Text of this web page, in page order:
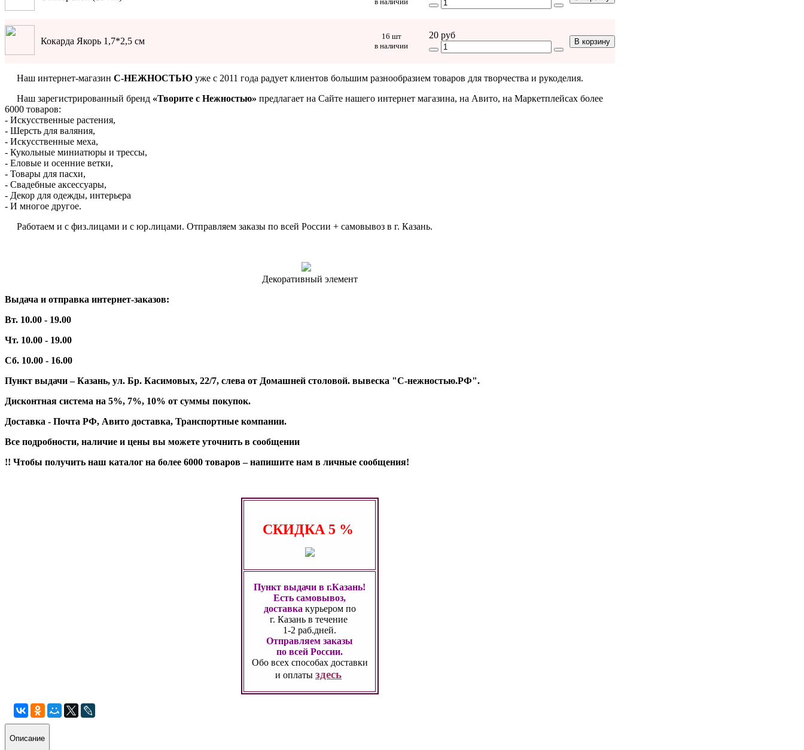
Кокарда Якорь 1,7*2,5 см
16 шт
в наличии
20 руб
В корзину
Наш интернет-магазин С-НЕЖНОСТЬЮ уже с 2011 года радует клиентов большим разнообразием товаров для творчества и рукоделия.
Наш зарегистрированный бренд «Творите с Нежностью» предлагает на Сайте нашего интернет магазина, на Авито, на Маркетплейсах более
6000 товаров:
- Искусственные растения,
- Шерсть для валяния,
- Искусственные меха,
- Кукольные миниатюры и трессы,
- Еловые и осенние ветки,
- Товары для пасхи,
- Свадебные аксессуары,
- Декор для одежды, интерьера
- И многое другое.
Работаем и с физ.лицами и с юр.лицами. Отправляем заказы по всей России + самовывоз в г. Казань.
Декоративный элемент
Выдача и отправка интернет-заказов:
Вт. 10.00 - 19.00
Чт. 10.00 - 19.00
Сб. 10.00 - 16.00
Пункт выдачи – Казань, ул. Бр. Касимовых, 22/7, слева от Домашней столовой. вывеска "С-нежностью.РФ".
Дисконтная система на 5%, 7%, 10% от суммы покупок.
Доставка - Почта РФ, Авито доставка, Транспортные компании.
Все подробности, наличие и цены вы можете уточнить в сообщении
!! Чтобы получить наш каталог на более 6000 товаров – напишите нам в личные сообщения!
СКИДКА 5 %
Пункт выдачи в г.Казань!
Есть самовывоз,
доставка курьером по
г. Казань в течение
1-2 раб.дней.
Отправляем заказы
по всей России.
Обо всех способах доставки
и оплатыздесь
Описание